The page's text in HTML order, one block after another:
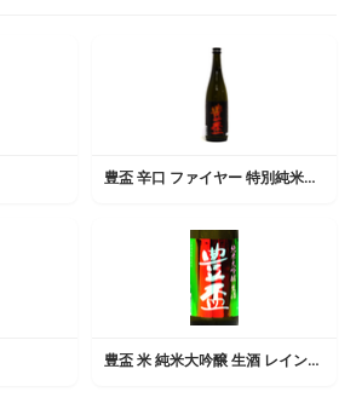
豊盃 辛口 ファイヤー 特別純米酒 無濾過原酒
豊盃 米 純米大吟醸 生酒 レインボーラベル